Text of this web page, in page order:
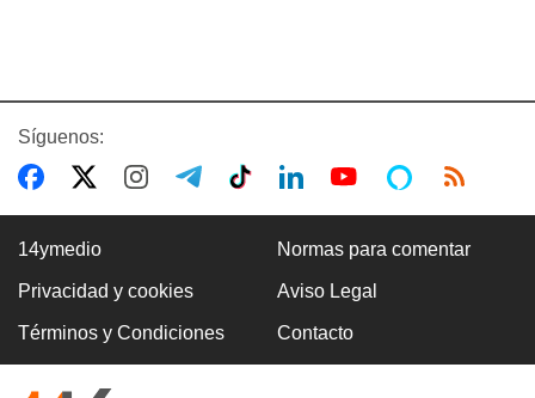
COLOMBIA
Desactivan autobús bomba en carretera cercana
a Cali, donde será investido De la Espriella
Síguenos:
14ymedio Normas para comentar
Privacidad y cookies Aviso Legal
Términos y Condiciones Contacto